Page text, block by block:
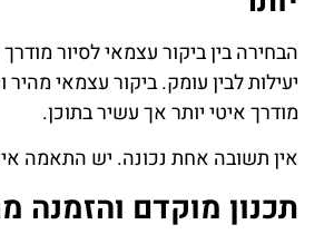
הבחירה בין ביקור עצמאי לסיור
יעילות לבין עומק. ביקור עצמאי מהיר
מודרך איטי יותר אך עשיר בתוכן.
אין תשובה אחת נכונה. יש התאמה
תכנון מוקדם והזמנה